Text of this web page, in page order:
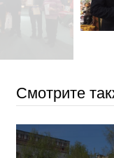
Смотрите